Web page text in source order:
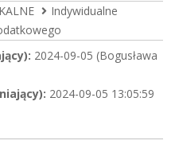
Indywidualne
2024-09-05 (Bogusława
2024-09-05 13:05:59